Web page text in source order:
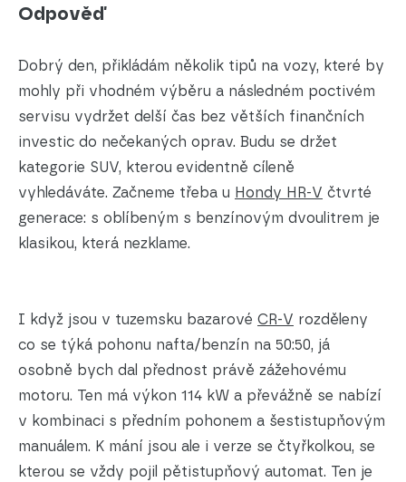
Odpověď
Dobrý den, přikládám několik tipů na vozy, které by
mohly při vhodném výběru a následném poctivém
servisu vydržet delší čas bez větších finančních
investic do nečekaných oprav. Budu se držet
kategorie SUV, kterou evidentně cíleně
vyhledáváte. Začneme třeba u Hondy HR-V čtvrté
generace: s oblíbeným s benzínovým dvoulitrem je
klasikou, která nezklame.
I když jsou v tuzemsku bazarové CR-V rozděleny
co se týká pohonu nafta/benzín na 50:50, já
osobně bych dal přednost právě zážehovému
motoru. Ten má výkon 114 kW a převážně se nabízí
v kombinaci s předním pohonem a šestistupňovým
manuálem. K mání jsou ale i verze se čtyřkolkou, se
kterou se vždy pojil pětistupňový automat. Ten je